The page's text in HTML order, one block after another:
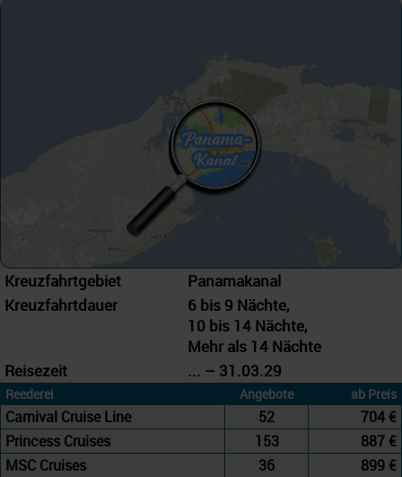
Kreuzfahrtgebiet
Panamakanal
Kreuzfahrtdauer
6 bis 9 Nächte,
10 bis 14 Nächte,
Mehr als 14 Nächte
Reisezeit
... – 31.03.29
Reederei Angebote ab Preis
Carnival Cruise Line 52
704 €
Princess Cruises
153
887 €
MSC Cruises
36
899 €